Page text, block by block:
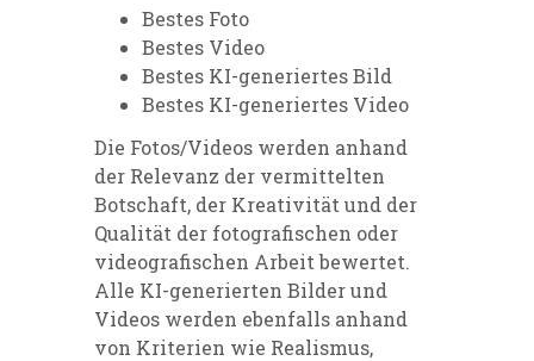
Bestes Foto
Bestes Video
Bestes KI-generiertes Bild
Bestes KI-generiertes Video
Die Fotos/Videos werden anhand
der Relevanz der vermittelten
Botschaft, der Kreativität und der
Qualität der fotografischen oder
videografischen Arbeit bewertet.
Alle KI-generierten Bilder und
Videos werden ebenfalls anhand
von Kriterien wie Realismus,